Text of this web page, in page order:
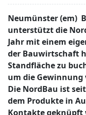
Neumünster (em)
unterstützt die
Jahr mit einem
der Bauwirtschaft
Standfläche zu
um die
Die NordBau ist
dem Produkte in
Kontakte geknüpft